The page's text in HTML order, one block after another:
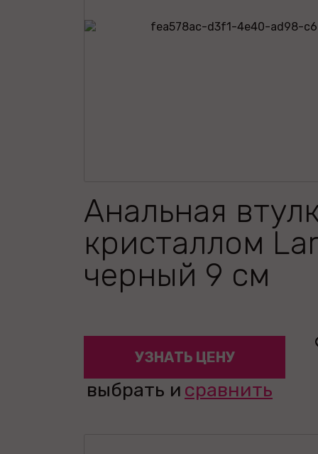
Анальная
кристаллом
черный 9 см
УЗНАТЬ ЦЕНУ
выбрать и сравнить